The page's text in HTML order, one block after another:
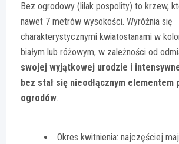
Bez ogrodowy (lilak pospolity) to krzew,
nawet 7 metrów wysokości. Wyróżnia się
charakterystycznymi kwiatostanami w
białym lub różowym, w zależności od
swojej wyjątkowej urodzie i
bez stał się nieodłącznym elementem
ogrodów.
Okres kwitnienia: najczęściej